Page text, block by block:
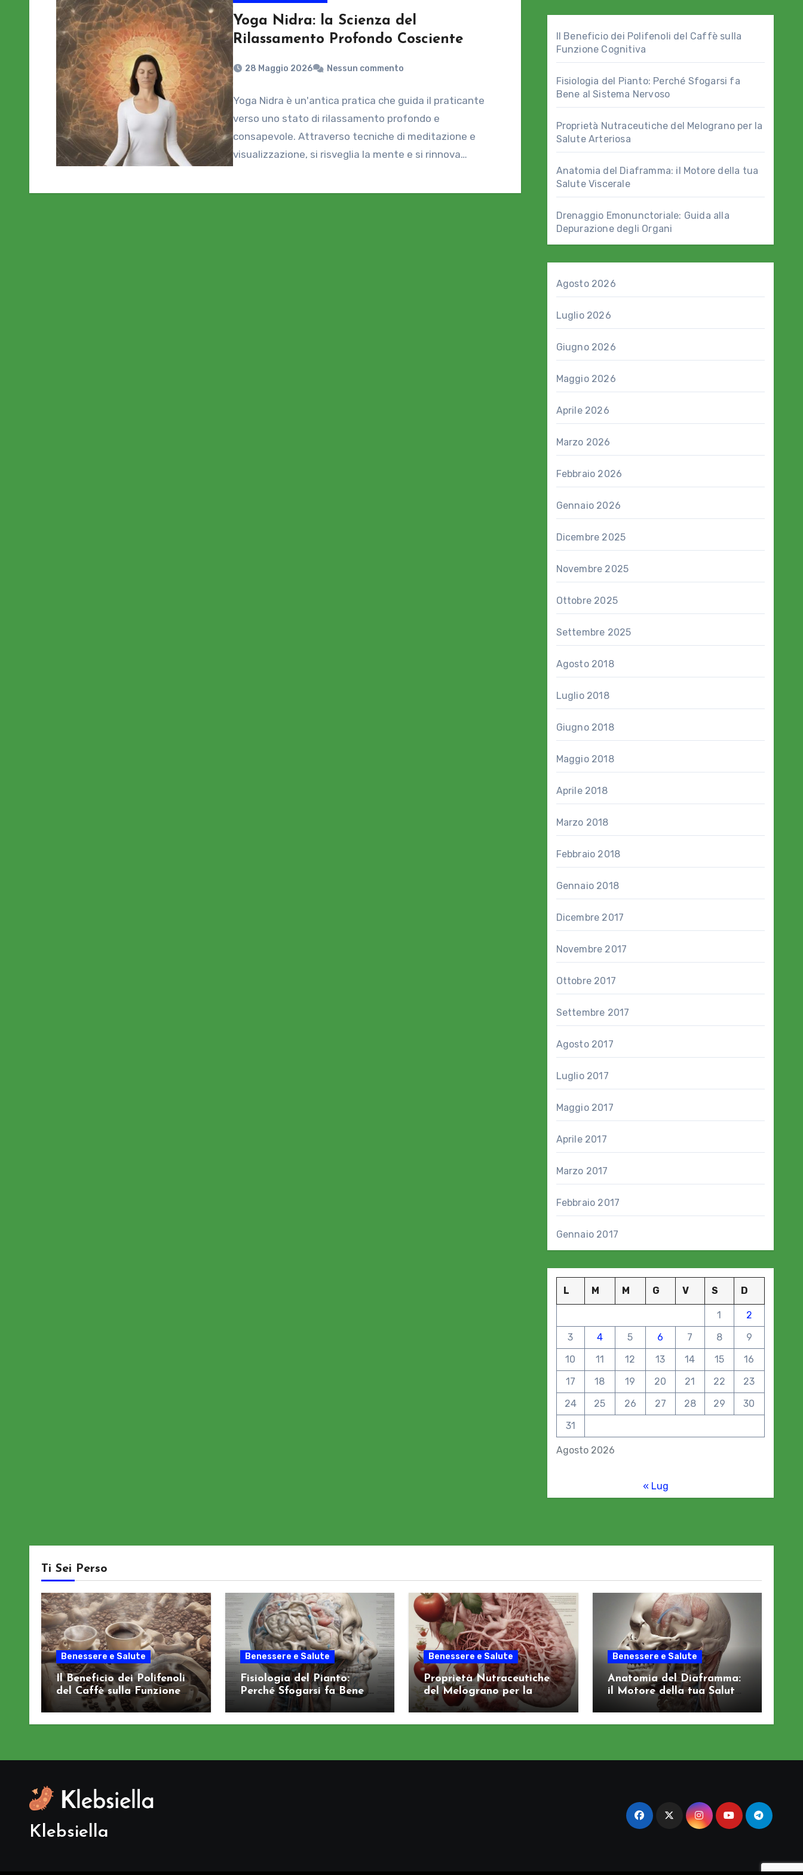
Yoga Nidra: la Scienza del
Rilassamento Profondo Cosciente
28 Maggio 2026 Nessun commento
Yoga Nidra è un'antica pratica che guida il praticante
verso uno stato di rilassamento profondo e
consapevole. Attraverso tecniche di meditazione e
visualizzazione, si risveglia la mente e si rinnova…
Il Beneficio dei Polifenoli del Caffè sulla
Funzione Cognitiva
Fisiologia del Pianto: Perché Sfogarsi fa
Bene al Sistema Nervoso
Proprietà Nutraceutiche del Melograno per la
Salute Arteriosa
Anatomia del Diaframma: il Motore della tua
Salute Viscerale
Drenaggio Emonunctoriale: Guida alla
Depurazione degli Organi
Agosto 2026
Luglio 2026
Giugno 2026
Maggio 2026
Aprile 2026
Marzo 2026
Febbraio 2026
Gennaio 2026
Dicembre 2025
Novembre 2025
Ottobre 2025
Settembre 2025
Agosto 2018
Luglio 2018
Giugno 2018
Maggio 2018
Aprile 2018
Marzo 2018
Febbraio 2018
Gennaio 2018
Dicembre 2017
Novembre 2017
Ottobre 2017
Settembre 2017
Agosto 2017
Luglio 2017
Maggio 2017
Aprile 2017
Marzo 2017
Febbraio 2017
Gennaio 2017
Agosto 2026
L M M G V S D
1
2
3
4 5 6 7 8
9
10
11 12 13 14 15
16
17
18 19 20 21 22
23
24
25 26 27 28 29
30
31
« Lug
Ti Sei Perso
Benessere e Salute
Il Beneficio dei Polifenoli
del Caffè sulla Funzione
Cognitiva
Benessere e Salute
Fisiologia del Pianto:
Perché Sfogarsi fa Bene al
Sistema Nervoso
Benessere e Salute
Proprietà Nutraceutiche
del Melograno per la
Salute Arteriosa
Benessere e Salute
Anatomia del Diaframma:
il Motore della tua Salute
Klebsiella